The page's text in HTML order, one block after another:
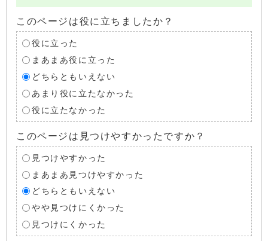
このページは役に立ちましたか？
役に立った
まあまあ役に立った
どちらともいえない
あまり役に立たなかった
役に立たなかった
このページは見つけやすかったですか？
見つけやすかった
まあまあ見つけやすかった
どちらともいえない
やや見つけにくかった
見つけにくかった